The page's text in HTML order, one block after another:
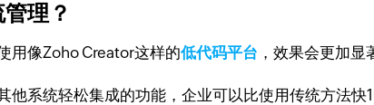
理？
用像Zoho Creator这样的低代码平台 ，效果会更加显
系统轻松集成的功能，企业可以比使用传统方法快